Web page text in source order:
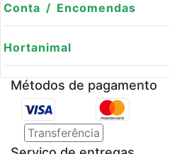
Conta / Encomendas
Hortanimal
Métodos de pagamento
Transferência